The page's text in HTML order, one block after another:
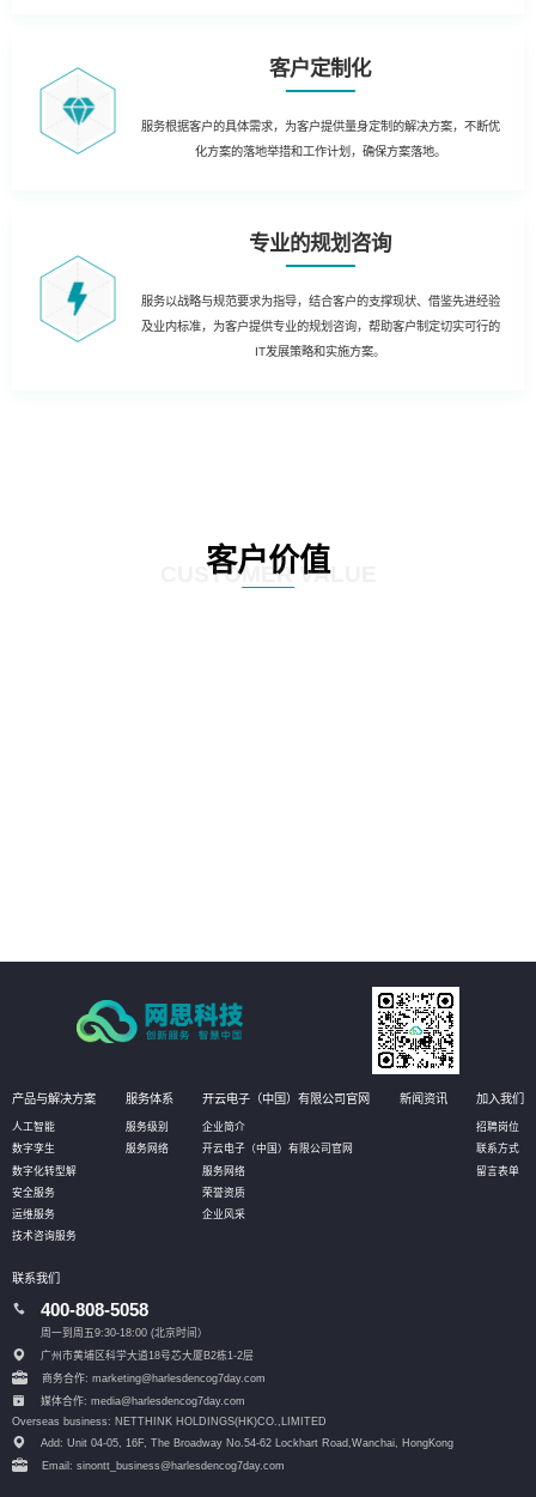
客户定制化
服务根据客户的具体需求，为客户提供量身定制的解决方案，不断优
化方案的落地举措和工作计划，确保方案落地。
专业的规划咨询
服务以战略与规范要求为指导，结合客户的支撑现状、借鉴先进经验
及业内标准，为客户提供专业的规划咨询，帮助客户制定切实可行的
IT发展策略和实施方案。
客户价值
CUSTOMER VALUE
产品与解决方案
人工智能
数字孪生
数字化转型解
安全服务
运维服务
技术咨询服务
服务体系
服务级别
服务网络
开云电子（中国）有限公司官网
企业简介
开云电子（中国）有限公司官网
服务网络
荣誉资质
企业风采
新闻资讯 加入我们
招聘岗位
联系方式
留言表单
联系我们
400-808-5058
周一到周五9:30-18:00 (北京时间）
广州市黄埔区科学大道18号芯大厦B2栋1-2层
商务合作: marketing@harlesdencog7day.com
媒体合作: media@harlesdencog7day.com
Overseas business: NETTHINK HOLDINGS(HK)CO.,LIMITED
Add: Unit 04-05, 16F, The Broadway No.54-62 Lockhart Road, Wanchai, HongKong
Email: sinontt_business@harlesdencog7day.com